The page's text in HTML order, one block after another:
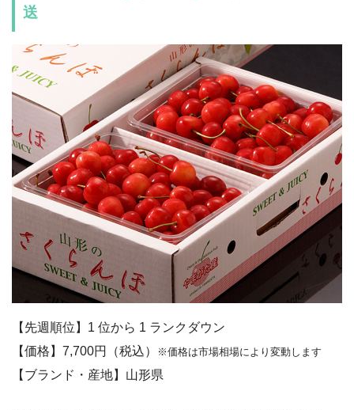
送
【先週順位】1 位から 1 ランクダウン
【価格】7,700円（税込）
※価格は市場相場により変動します
【ブランド・産地】山形県